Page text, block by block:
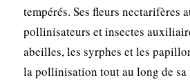
tempérés. Ses fleurs nectarifères
pollinisateurs et insectes
abeilles, les syrphes et les
la pollinisation tout au long de sa